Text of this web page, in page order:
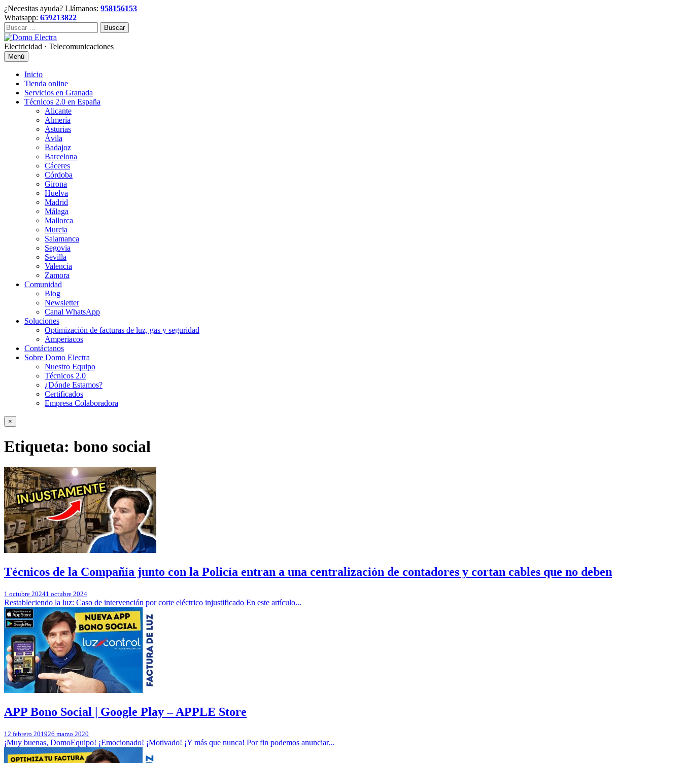
Skip
to
content
¿Necesitas ayuda? Llámanos: 958156153
Whatsapp: 659213822
Buscar:
Electricidad · Telecomunicaciones
Menú
Inicio
Tienda online
Servicios en Granada
Técnicos 2.0 en España
Alicante
Almería
Asturias
Ávila
Badajoz
Barcelona
Cáceres
Córdoba
Girona
Huelva
Madrid
Málaga
Mallorca
Murcia
Salamanca
Segovia
Sevilla
Valencia
Zamora
Comunidad
Blog
Newsletter
Canal WhatsApp
Soluciones
Optimización de facturas de luz, gas y seguridad
Amperiacos
Contáctanos
Sobre Domo Electra
Nuestro Equipo
Técnicos 2.0
¿Dónde Estamos?
Certificados
Empresa Colaboradora
×
Etiqueta: bono social
Técnicos de la Compañía junto con la Policía entran a una centralización de contadores y cortan cables que no deben
1 octubre 20241 octubre 2024
Restableciendo la luz: Caso de intervención por corte eléctrico injustificado En este artículo...
APP Bono Social | Google Play – APPLE Store
12 febrero 201926 marzo 2020
¡Muy buenas, DomoEquipo! ¡Emocionado! ¡Motivado! ¡Y más que nunca! Por fin podemos anunciar...